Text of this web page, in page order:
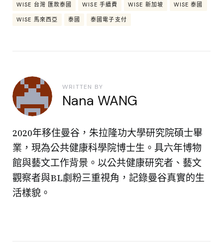
WISE 台灣 匯款泰國 WISE 手續費 WISE 新加坡 WISE 泰國
WISE 馬來西亞 泰國 泰國電子支付
WRITTEN BY
Nana WANG
2020年移住曼谷，朱拉隆功大學研究院碩士畢
業，現為公共健康科學院博士生。具六年博物
館與藝文工作背景。以公共健康研究者、藝文
觀察者與BL劇粉三重視角，記錄曼谷真實的生
活樣貌。